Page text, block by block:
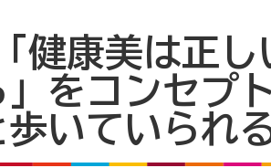
健康美は正
」をコンセプ
歩いていられ